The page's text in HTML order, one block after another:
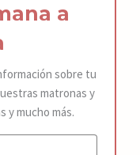
a
sobre tu
matronas y
y mucho más.